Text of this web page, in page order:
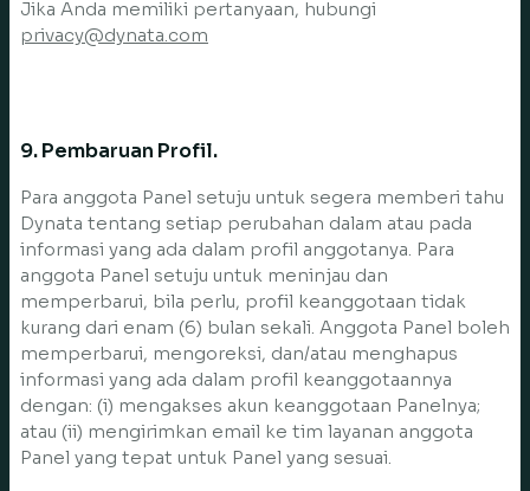
Jika Anda memiliki pertanyaan, hubungi
privacy@dynata.com
9. Pembaruan Profil.
Para anggota Panel setuju untuk segera memberi tahu
Dynata tentang setiap perubahan dalam atau pada
informasi yang ada dalam profil anggotanya. Para
anggota Panel setuju untuk meninjau dan
memperbarui, bila perlu, profil keanggotaan tidak
kurang dari enam (6) bulan sekali. Anggota Panel boleh
memperbarui, mengoreksi, dan/atau menghapus
informasi yang ada dalam profil keanggotaannya
dengan: (i) mengakses akun keanggotaan Panelnya;
atau (ii) mengirimkan email ke tim layanan anggota
Panel yang tepat untuk Panel yang sesuai.